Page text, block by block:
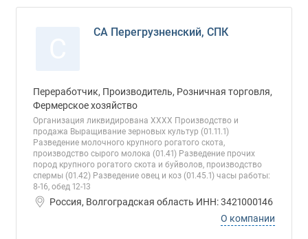
СА Перегрузненский, СПК
Переработчик, Производитель, Розничная торговля,
Фермерское хозяйство
Организация ликвидирована ХХХХ Производство и
продажа Выращивание зерновых культур (01.11.1)
Разведение молочного крупного рогатого скота,
производство сырого молока (01.41) Разведение прочих
пород крупного рогатого скота и буйволов, производство
спермы (01.42) Разведение овец и коз (01.45.1) часы работы:
8-16, обед 12-13
Россия, Волгоградская область ИНН: 3421000146
О компании